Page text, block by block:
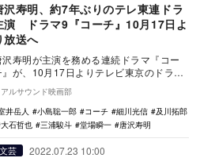
沢寿明、約7年ぶりのテレ東連ドラ
演 ドラマ9『コーチ』10月17日よ
放送へ
沢寿明が主演を務める連続ドラマ『コー
』が、10月17日よりテレビ東京のドラマ
9枠で放送されることが決定した。 本作
、元…
アルサウンド映画部
井岳人
小島聡一郎 コーチ 細川光信
及川拓郎
大石哲也
三浦駿斗 堂場瞬一 唐沢寿明
文芸 2022.07.23 10:00